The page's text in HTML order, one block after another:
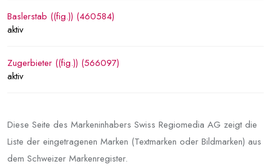
Baslerstab ((fig.)) (460584)
aktiv
Zugerbieter ((fig.)) (566097)
aktiv
Diese Seite des Markeninhabers Swiss Regiomedia AG zeigt die
Liste der eingetragenen Marken (Textmarken oder Bildmarken) aus
dem Schweizer Markenregister.